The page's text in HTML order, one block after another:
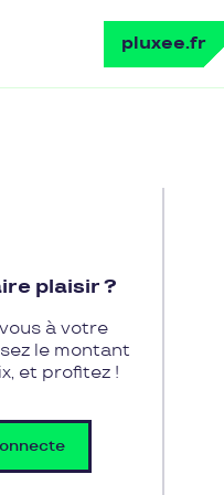
pluxee.fr
plaisir ?
à votre
le montant
et profitez !